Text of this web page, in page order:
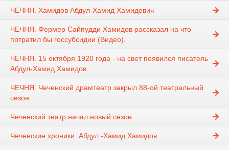
ЧЕЧНЯ. Хамидов Абдул-Хамид Хамидович
ЧЕЧНЯ. Фермер Сайпудди Хамидов рассказал на что
потратил бы госсубсидии (Видео).
ЧЕЧНЯ. 15 октября 1920 года - на свет появился писатель
Абдул-Хамид Хамидов
ЧЕЧНЯ. Чеченский драмтеатр закрыл 88-ой театральный
сезон
Чеченский театр начал новый сезон
Чеченские хроники. Абдул -Хамид Хамидов